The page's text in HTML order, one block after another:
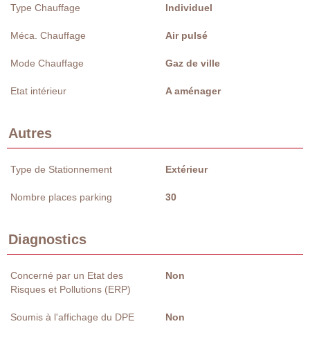
Type Chauffage Individuel
Méca. Chauffage Air pulsé
Mode Chauffage Gaz de ville
Etat intérieur A aménager
Autres
Type de Stationnement Extérieur
Nombre places parking 30
Diagnostics
Concerné par un Etat des
Risques et Pollutions (ERP)
Non
Soumis à l'affichage du DPE Non